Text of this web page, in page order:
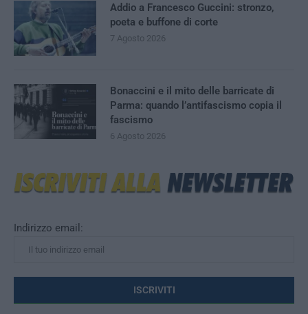
Indirizzo email:
Addio a Francesco Guccini: stronzo,
poeta e buffone di corte
7 Agosto 2026
Bonaccini e il mito delle barricate di
Parma: quando l’antifascismo copia il
fascismo
6 Agosto 2026